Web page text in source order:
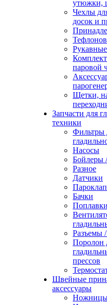
утюжки,
Чехлы
досок и
паровой
Щетки,
Запчасти для
техники
Фильтры
Насосы
Бойлеры
Разное
Датчики
Бачки
Поплавки
Разъемы
Поролон
прессов
Швейные
аксессуары